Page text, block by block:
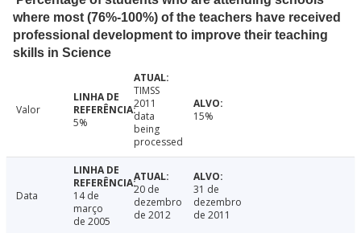
where most (76%-100%) of the teachers have received
professional development to improve their teaching
skills in Science
Valor
5%
TIMSS
2011
data
being
processed
15%
Data
14 de
março
de 2005
20 de
dezembro
de 2012
31 de
dezembro
de 2011